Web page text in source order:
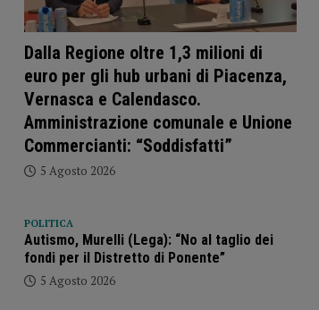
Dalla Regione oltre 1,3 milioni di
euro per gli hub urbani di Piacenza,
Vernasca e Calendasco.
Amministrazione comunale e Unione
Commercianti: “Soddisfatti”
5 Agosto 2026
POLITICA
Autismo, Murelli (Lega): “No al taglio dei
fondi per il Distretto di Ponente”
5 Agosto 2026